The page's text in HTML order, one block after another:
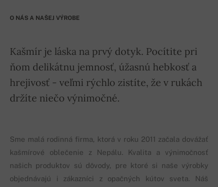
O NÁS A NAŠEJ VÝROBE
Kašmír je láska na prvý dotyk. Pocítite pri
ňom delikátnu jemnosť, úžasnú hebkosť a
hrejivosť - veľmi rýchlo zistíte, že v rukách
držíte niečo výnimočné.
Sme malá rodinná firma, ktorá v roku 2011 začala dovážať
kašmírové oblečenie z Nepálu. Kvalita a výnimočnosť
našich produktov sú dôvody, pre ktoré si naše výrobky
objednávajú i zákazníci z opačných kútov sveta. Náš